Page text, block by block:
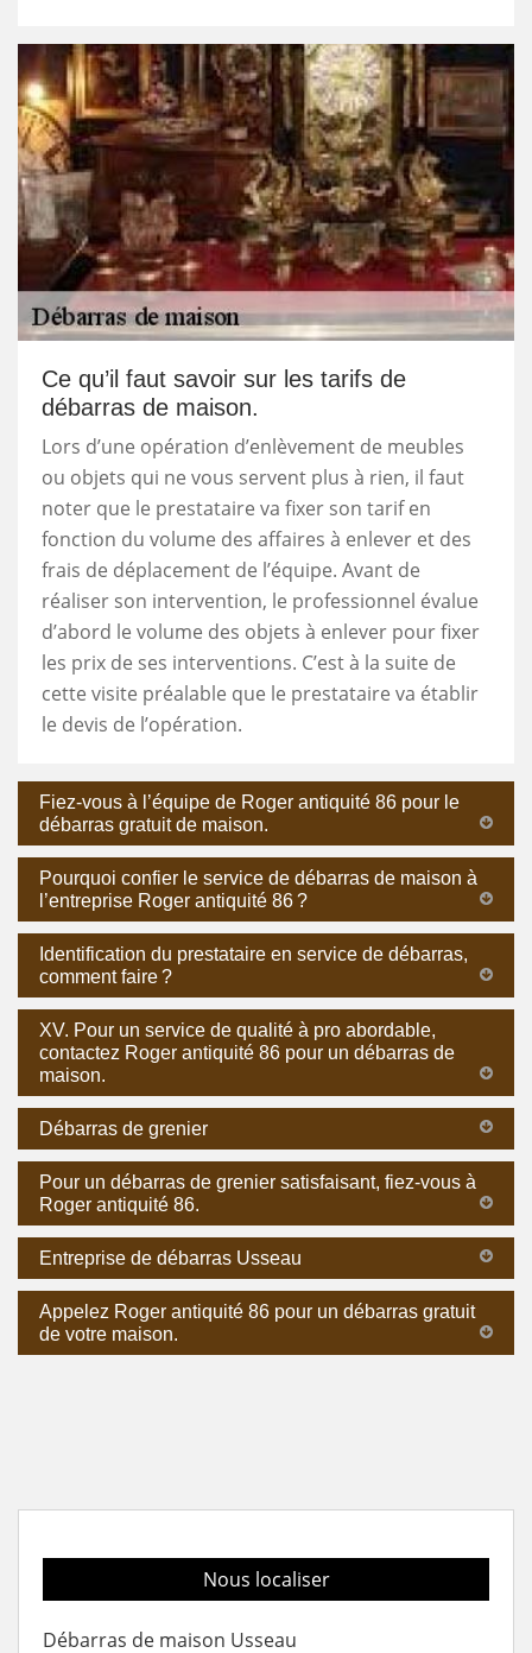
Ce qu’il faut savoir sur les tarifs de
débarras de maison.
Lors d’une opération d’enlèvement de meubles
ou objets qui ne vous servent plus à rien, il faut
noter que le prestataire va fixer son tarif en
fonction du volume des affaires à enlever et des
frais de déplacement de l’équipe. Avant de
réaliser son intervention, le professionnel évalue
d’abord le volume des objets à enlever pour fixer
les prix de ses interventions. C’est à la suite de
cette visite préalable que le prestataire va établir
le devis de l’opération.
Fiez-vous à l’équipe de Roger antiquité 86 pour le
débarras gratuit de maison.
Pourquoi confier le service de débarras de maison à
l’entreprise Roger antiquité 86 ?
Identification du prestataire en service de débarras,
comment faire ?
XV. Pour un service de qualité à pro abordable,
contactez Roger antiquité 86 pour un débarras de
maison.
Débarras de grenier
Pour un débarras de grenier satisfaisant, fiez-vous à
Roger antiquité 86.
Entreprise de débarras Usseau
Appelez Roger antiquité 86 pour un débarras gratuit
de votre maison.
Nous localiser
Débarras de maison Usseau